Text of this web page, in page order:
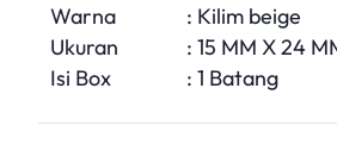
Warna
: Kilim beige
Ukuran
: 15 MM X 24
Isi Box
: 1 Batang